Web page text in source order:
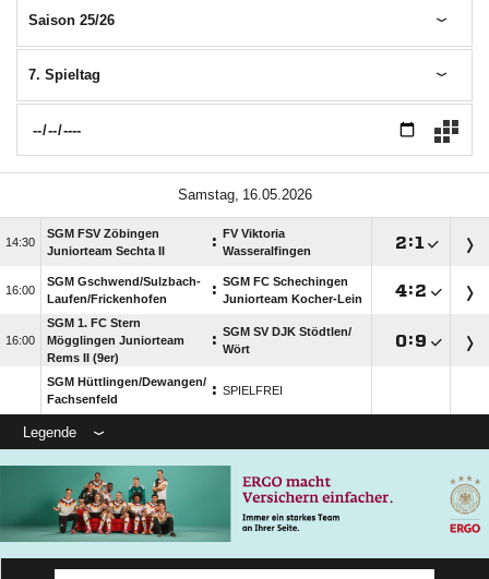
Saison 25/26
7. Spieltag
 

SGM FSV Zöbingen
Juniorteam Sechta II
: FV Viktoria
Wasseralfingen
:

SGM Gschwend/​Sulzbach-
Laufen/​Frickenhofen
: SGM FC Schechingen
Juniorteam Kocher-Lein
:

SGM 1. FC Stern
Mögglingen Juniorteam
Rems II (9er)
: SGM SV DJK Stödtlen/​
Wört
:
SGM Hüttlingen/​Dewangen/​
Fachsenfeld
: SPIELFREI
Legende